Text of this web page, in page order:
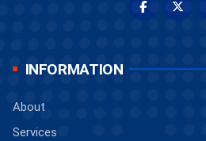
INFORMATION
About
Services